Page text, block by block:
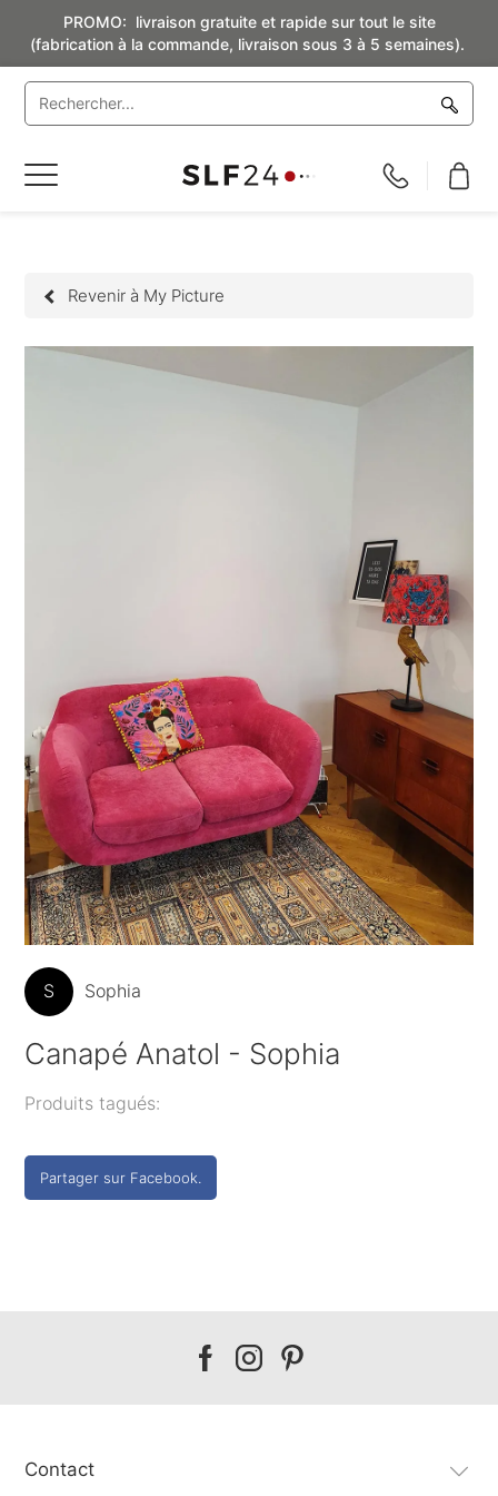
PROMO: livraison gratuite et rapide sur tout le site
(fabrication à la commande, livraison sous 3 à 5 semaines).
Basculer
Revenir à My Picture
S Sophia
Canapé Anatol - Sophia
Produits tagués:
Partager sur Facebook.
Our
Our
Our
Contact